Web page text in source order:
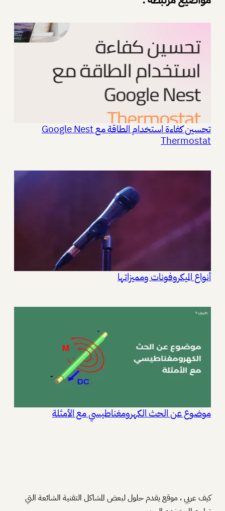
تحسين كفاءة استخدام الطاقة مع Google Nest
Thermostat
أنواع الميكروفونات ومميزاتها
موضوع عن الحث الكهرومغناطيسي مع الأمثلة
كيف عربي ، موقع يقدم حلول لبعض المشاكل التقنية الشائعة التي